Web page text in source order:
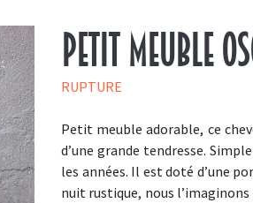
Petit meuble
RUPTURE
Petit meuble adorable, ce
d’une grande tendresse.
les années. Il est doté d’une
nuit rustique, nous